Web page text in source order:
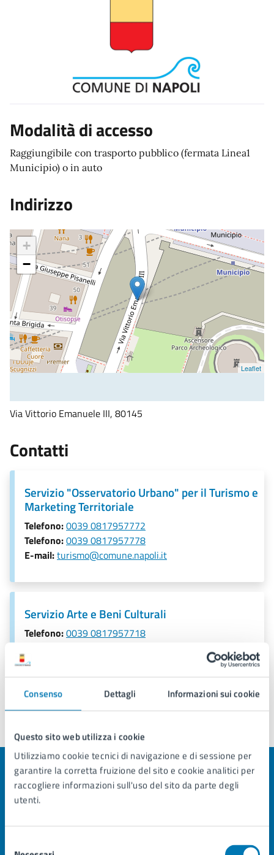
Consenso Dettagli Informazioni sui cookie
Questo sito web utilizza i cookie
Utilizziamo cookie tecnici di navigazione e di sessione per
garantire la corretta fruizione del sito e cookie analitici per
raccogliere informazioni sull'uso del sito da parte degli
utenti.
Modalità di accesso
Raggiungibile con trasporto pubblico (fermata Linea1
Municipio) o in auto
Indirizzo
+
−
Leaflet
Via Vittorio Emanuele III, 80145
Contatti
Servizio "Osservatorio Urbano" per il Turismo e
Marketing Territoriale
Telefono:0039 0817957772
Telefono:0039 0817957778
E-mail:turismo@comune.napoli.it
Servizio Arte e Beni Culturali
Telefono:0039 0817957718
Ultimo aggiornamento:29/10/2024, 17:16
Quanto sono chiare le informazioni su questa
pagina?